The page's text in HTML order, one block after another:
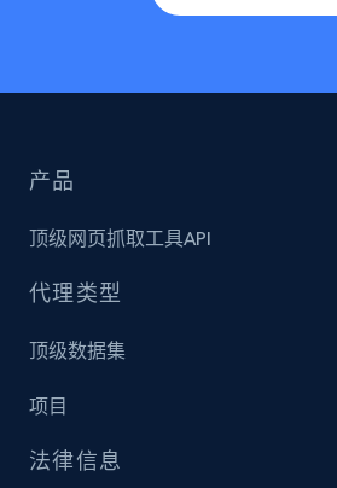
产品
顶级网页抓取工具API
代理类型
顶级数据集
项目
法律信息